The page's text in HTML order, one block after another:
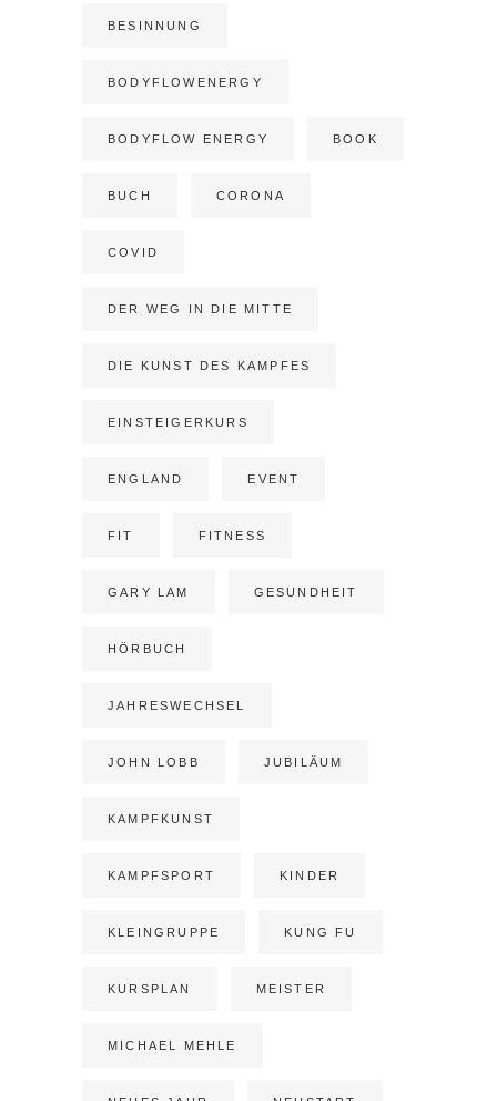
BESINNUNG
BODYFLOWENERGY
BODYFLOW ENERGY BOOK
BUCH CORONA
COVID
DER WEG IN DIE MITTE
DIE KUNST DES KAMPFES
EINSTEIGERKURS
ENGLAND EVENT
FIT FITNESS
GARY LAM GESUNDHEIT
HÖRBUCH
JAHRESWECHSEL
JOHN LOBB JUBILÄUM
KAMPFKUNST
KAMPFSPORT KINDER
KLEINGRUPPE KUNG FU
KURSPLAN MEISTER
MICHAEL MEHLE